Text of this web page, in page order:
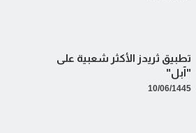
تطبيق ثريدز الأكثر شعبية على
"آبل"
10/06/1445